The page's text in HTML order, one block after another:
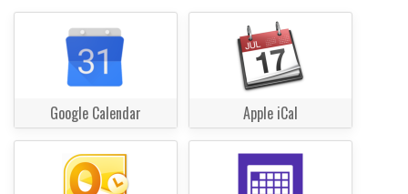
Google Calendar Apple iCal